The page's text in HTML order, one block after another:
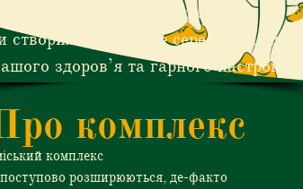
проведення часу разом.
створили найкраще середовище для
здоров’я та гарного настрою.
комплекс
комплекс
розширюються, де-факто